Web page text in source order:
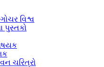
વિશ્વ
પુસ્તકો
ચરિત્રો